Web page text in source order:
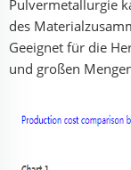
Pulvermetallurgie
des
Geeignet für die
und großen